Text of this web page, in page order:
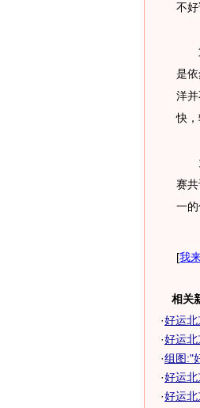
不好
第
是
洋
快，
为
赛
一
[我
相关
·好运
·好运北
·组图:"
·好运北
·好运北